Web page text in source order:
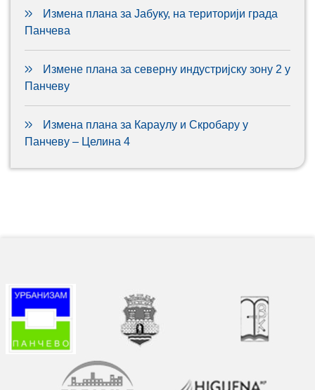
Измена плана за Јабуку, на територији града
Панчева
Измене плана за северну индустријску зону 2 у
Панчеву
Измена плана за Караулу и Скробару у
Панчеву – Целина 4